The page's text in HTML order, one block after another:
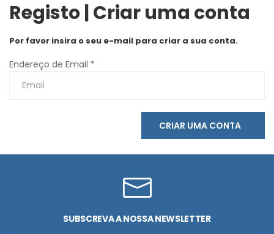
Registo | Criar uma conta
Por favor insira o seu e-mail para criar a sua conta.
Endereço de Email *
CRIAR UMA CONTA
SUBSCREVA A NOSSA NEWSLETTER